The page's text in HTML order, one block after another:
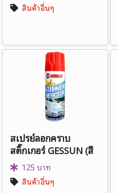
สินค้าอื่นๆ
สเปรย์ลอกคราบ
สติ๊กเกอร์ GESSUN (สี
แดง)125 บาท
สินค้าอื่นๆ